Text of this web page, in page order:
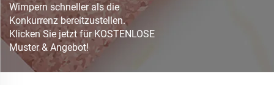
Wimpern schneller als die
Konkurrenz bereitzustellen.
Klicken Sie jetzt für KOSTENLOSE
Muster & Angebot!